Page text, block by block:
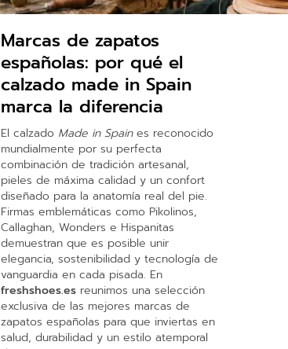
Marcas de zapatos
españolas: por qué el
calzado made in Spain
marca la diferencia
El calzado Made in Spaines reconocido
mundialmente por su perfecta
combinación de tradición artesanal,
pieles de máxima calidad y un confort
diseñado para la anatomía real del pie.
Firmas emblemáticas como Pikolinos,
Callaghan, Wonders e Hispanitas
demuestran que es posible unir
elegancia, sostenibilidad y tecnología de
vanguardia en cada pisada. En
freshshoes.es reunimos una selección
exclusiva de las mejores marcas de
zapatos españolas para que inviertas en
salud, durabilidad y un estilo atemporal